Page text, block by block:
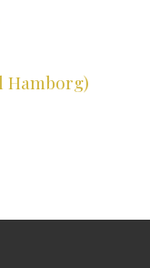
Hamborg)